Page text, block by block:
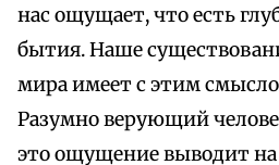
нас ощущает, что есть
бытия. Наше
мира имеет с этим
Разумно верующий
это ощущение выводит на